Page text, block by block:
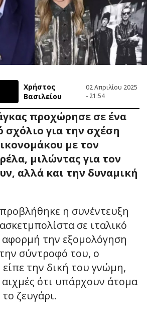
Χρήστος
Βασιλείου
02 Απριλίου 2025
- 21:54
προχώρησε σε ένα
σχόλιο για την σχέση
με τον
μιλώντας για τον
αλλά και την δυναμική
η συνέντευξη
σε ιταλικό
αφορμή την εξομολόγηση
σύντροφό του, ο
την δική του γνώμη,
ότι υπάρχουν άτομα
ζευγάρι.